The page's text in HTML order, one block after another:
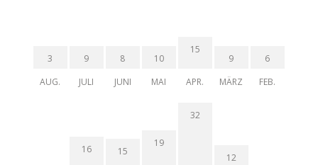
3
AUG.
9
JULI
8
JUNI
10
MAI
15
APR.
9
MÄRZ
6
FEB.
16 15
19
32
12